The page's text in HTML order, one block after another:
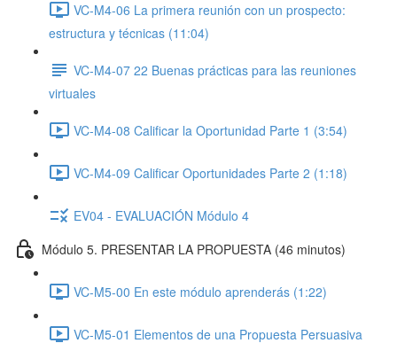
VC-M4-06 La primera reunión con un prospecto:
estructura y técnicas (11:04)
VC-M4-07 22 Buenas prácticas para las reuniones
virtuales
VC-M4-08 Calificar la Oportunidad Parte 1 (3:54)
VC-M4-09 Calificar Oportunidades Parte 2 (1:18)
EV04 - EVALUACIÓN Módulo 4
Módulo 5. PRESENTAR LA PROPUESTA (46 minutos)
VC-M5-00 En este módulo aprenderás (1:22)
VC-M5-01 Elementos de una Propuesta Persuasiva